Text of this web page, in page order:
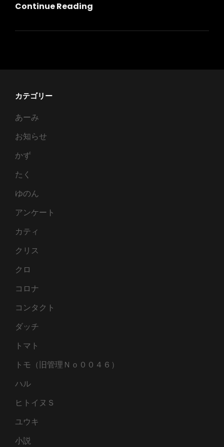
Continue Reading
イ
カテゴリー
あーみ
お知らせ
かず
たく
ゆのん
アンケート
カティ
クリス
クロ
コロナ
コンタクト
ダッチ
トマト
トモ（旧管理Ｎｏ００４６）
ハル
ヒトイヌＳ
ユウキ
小説